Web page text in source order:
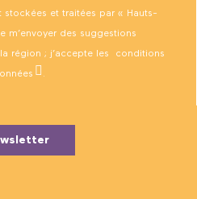
stockées et traitées par « Hauts-
m’envoyer des suggestions
région ; j’accepte les conditions
.